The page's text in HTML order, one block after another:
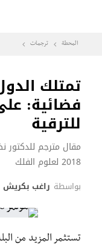
المحطة ترجمات
تمتلك
فضائية:
للترقية
2018 لعلوم الفلك
بواسطة راغب بكريش
تستثمر المزيد من